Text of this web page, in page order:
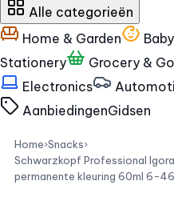
Alle categorieën
Home & Garden
Stationery
Grocery &
Electronics
AanbiedingenGidsen
Home›Snacks›
Schwarzkopf Professional
permanente kleuring 60ml 6-